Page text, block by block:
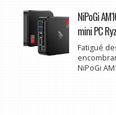
NiPoGi
mini PC
Fatigué
NiPoGi